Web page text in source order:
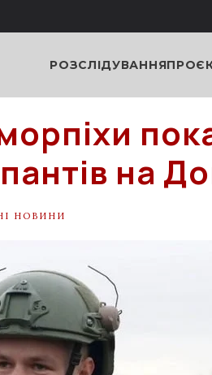
РОЗСЛІДУВАННЯ
на
НОВИНИ